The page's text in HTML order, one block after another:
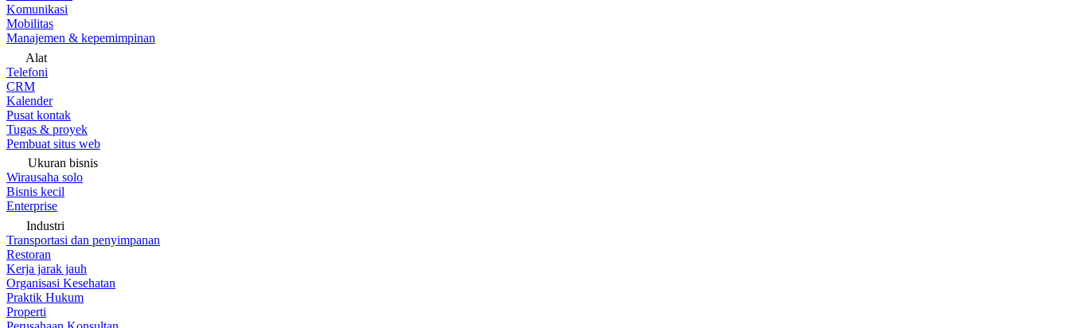
Komunikasi
Mobilitas
Manajemen & kepemimpinan
Alat
Telefoni
CRM
Kalender
Pusat kontak
Tugas & proyek
Pembuat situs web
Ukuran bisnis
Wirausaha solo
Bisnis kecil
Enterprise
Industri
Transportasi dan penyimpanan
Restoran
Kerja jarak jauh
Organisasi Kesehatan
Praktik Hukum
Properti